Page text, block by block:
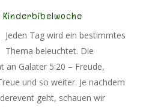
Kinderbibelwoche
Jeden Tag wird ein bestimmtes
Thema beleuchtet. Die
an Galater 5:20 – Freude,
und so weiter. Je nachdem
geht, schauen wir